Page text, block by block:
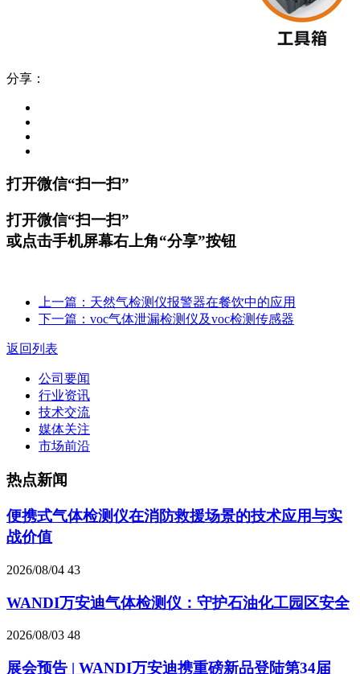
分享：
打开微信“扫一扫”
打开微信“扫一扫”
或点击手机屏幕右上角“分享”按钮
上一篇：天然气检测仪报警器在餐饮中的应用
下一篇：voc气体泄漏检测仪及voc检测传感器
返回列表
公司要闻
行业资讯
技术交流
媒体关注
市场前沿
热点新闻
便携式气体检测仪在消防救援场景的技术应用与实
战价值
2026/08/04 43
WANDI万安迪气体检测仪：守护石油化工园区安全
2026/08/03 48
展会预告 | WANDI万安迪携重磅新品登陆第34届